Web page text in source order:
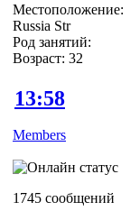
Местоположение:
Russia Str
Род занятий:
Возраст: 32
13:58
Members
1745 сообщений